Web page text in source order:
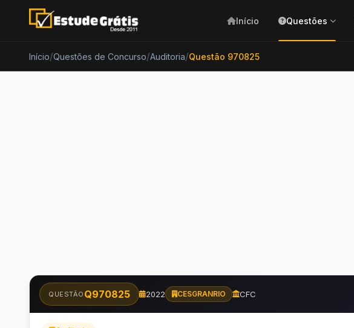
Início Questões
Início/Questões de Concurso/Auditoria/Questão 970825
QUESTÃO Q970825 2022 CESGRANRIO CFC